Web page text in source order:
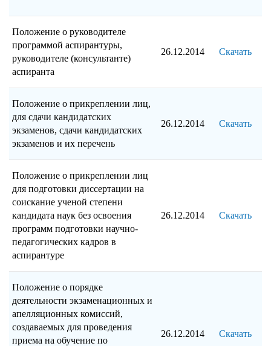
Положение о руководителе
программой аспирантуры,
руководителе (консультанте)
аспиранта
26.12.2014 Скачать
Положение о прикреплении лиц,
для сдачи кандидатских
экзаменов, сдачи кандидатских
экзаменов и их перечень
26.12.2014 Скачать
Положение о прикреплении лиц
для подготовки диссертации на
соискание ученой степени
кандидата наук без освоения
программ подготовки научно-
педагогических кадров в
аспирантуре
26.12.2014 Скачать
Положение о порядке
деятельности экзаменационных и
апелляционных комиссий,
создаваемых для проведения
приема на обучение по
26.12.2014 Скачать